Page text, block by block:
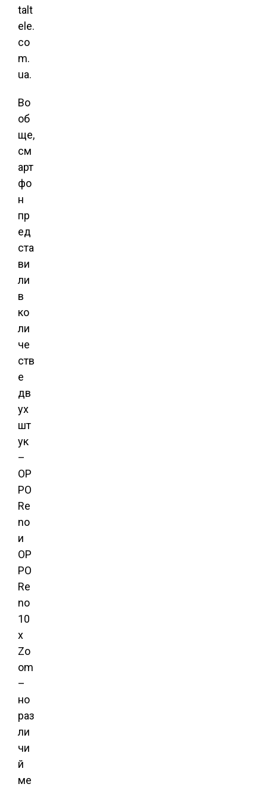
talt
ele.
co
m.
ua.
Во
об
ще,
см
арт
фо
н
пр
ед
ста
ви
ли
в
ко
ли
че
ств
е
дв
ух
шт
ук
–
OP
PO
Re
no
и
OP
PO
Re
no
10
x
Zo
om
–
но
раз
ли
чи
й
ме